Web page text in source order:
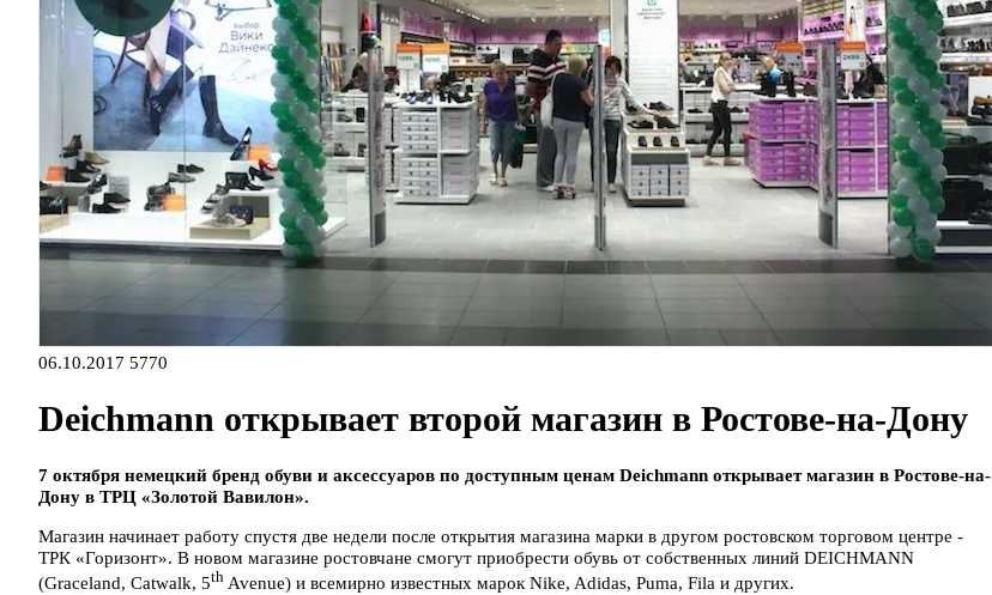
06.10.2017 5770
Deichmann открывает второй магазин в Ростове-на-Дону
7 октября немецкий бренд обуви и аксессуаров по доступным ценам Deichmann открывает магазин в Ростове-на-
Дону в ТРЦ «Золотой Вавилон».
Магазин начинает работу спустя две недели после открытия магазина марки в другом ростовском торговом центре -
ТРК «Горизонт». В новом магазине ростовчане смогут приобрести обувь от собственных линий DEICHMANN
(Graceland, Catwalk, 5th Avenue) и всемирно известных марок Nike, Adidas, Puma, Fila и других.